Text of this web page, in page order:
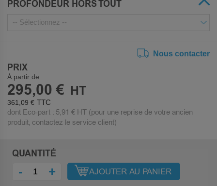
PROFONDEUR HORS TOUT
Nous contacter
PRIX
À partir de
295,00 €
361,09 €
dont Eco-part : 5,91 € HT (pour une reprise de votre ancien
produit, contactez le service client)
QUANTITÉ
- + AJOUTER AU PANIER